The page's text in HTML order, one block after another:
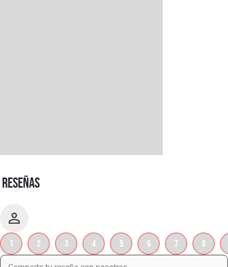
RESEÑAS
1 2 3 4 5 6 7 8